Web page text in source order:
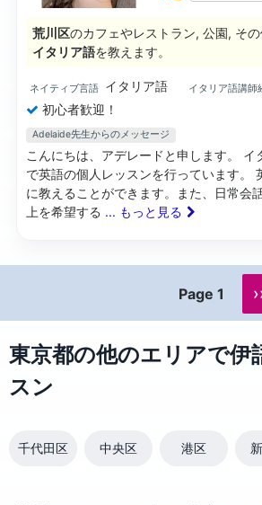
荒川区のカフェやレストラン, 公園, そ
イタリア語を教えます。
ネイティブ言語 イタリア語 イタリア語講師
初心者歓迎！
Adelaide先生からのメッセージ
こんにちは、アデレードと申します。 イ
で英語の個人レッスンを行っています。
に教えることができます。また、日常会
上を希望する ... もっと見る
Page 1
東京都の他のエリアで伊
スン
千代田区 中央区 港区